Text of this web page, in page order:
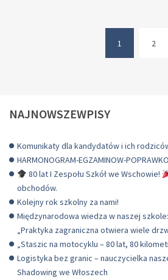
1
2
NAJNOWSZEWPISY
Komunikaty dla kandydatów i ich
HARMONOGRAM-EGZAMINOW-
80 lat I Zespołu Szkół we Wschowie!
obchodów.
Kolejny rok szkolny za nami!
Międzynarodowa wiedza w naszej
„Praktyka zagraniczna otwiera wiele
„Staszic na motocyklu – 80 lat, 80
Logistyka bez granic – nauczycielka
Shadowing we Włoszech